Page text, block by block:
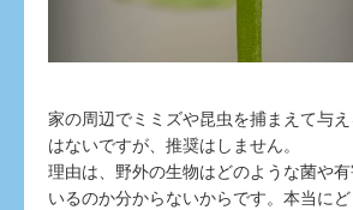
家の周辺でミミズや昆虫を捕まえて与
はないですが、推奨はしません。
理由は、野外の生物はどのような菌や
いるのか分からないからです。本当に